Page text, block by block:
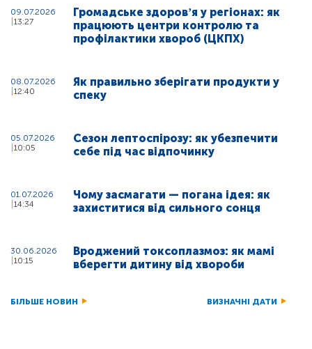
09.07.2026
13:27
Громадське здоровʼя у регіонах: як
працюють центри контролю та
профілактики хвороб (ЦКПХ)
08.07.2026
12:40
Як правильно зберігати продукти у
спеку
05.07.2026
10:05
Сезон лептоспірозу: як убезпечити
себе під час відпочинку
01.07.2026
14:34
Чому засмагати — погана ідея: як
захиститися від сильного сонця
30.06.2026
10:15
Вроджений токсоплазмоз: як мамі
вберегти дитину від хвороби
БІЛЬШЕ НОВИН ВИЗНАЧНІ ДАТИ